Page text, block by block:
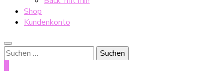
Shop
Kundenkonto
Suche
nach: